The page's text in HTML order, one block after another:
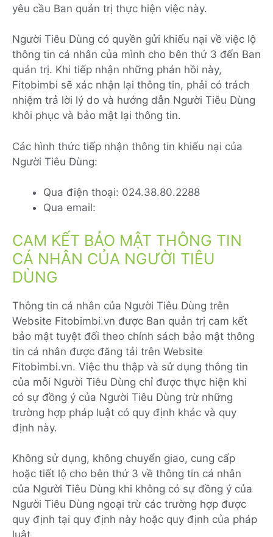
yêu cầu Ban quản trị thực hiện việc này.
Người Tiêu Dùng có quyền gửi khiếu nại về việc lộ
thông tin cá nhân của mình cho bên thứ 3 đến Ban
quản trị. Khi tiếp nhận những phản hồi này,
Fitobimbi sẽ xác nhận lại thông tin, phải có trách
nhiệm trả lời lý do và hướng dẫn Người Tiêu Dùng
khôi phục và bảo mật lại thông tin.
Các hình thức tiếp nhận thông tin khiếu nại của
Người Tiêu Dùng:
Qua điện thoại: 024.38.80.2288
Qua email:
CAM KẾT BẢO MẬT THÔNG TIN
CÁ NHÂN CỦA NGƯỜI TIÊU
DÙNG
Thông tin cá nhân của Người Tiêu Dùng trên
Website Fitobimbi.vn được Ban quản trị cam kết
bảo mật tuyệt đối theo chính sách bảo mật thông
tin cá nhân được đăng tải trên Website
Fitobimbi.vn. Việc thu thập và sử dụng thông tin
của mỗi Người Tiêu Dùng chỉ được thực hiện khi
có sự đồng ý của Người Tiêu Dùng trừ những
trường hợp pháp luật có quy định khác và quy
định này.
Không sử dụng, không chuyển giao, cung cấp
hoặc tiết lộ cho bên thứ 3 về thông tin cá nhân
của Người Tiêu Dùng khi không có sự đồng ý của
Người Tiêu Dùng ngoại trừ các trường hợp được
quy định tại quy định này hoặc quy định của pháp
luật.